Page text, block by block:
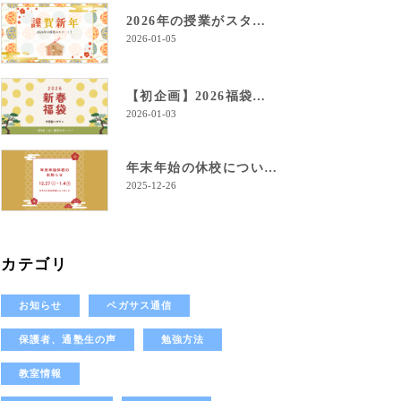
2026年の授業がスタート！
2026-01-05
【初企画】2026福袋のご案内！
2026-01-03
年末年始の休校について
2025-12-26
カテゴリ
お知らせ ペガサス通信
保護者、通塾生の声 勉強方法
教室情報